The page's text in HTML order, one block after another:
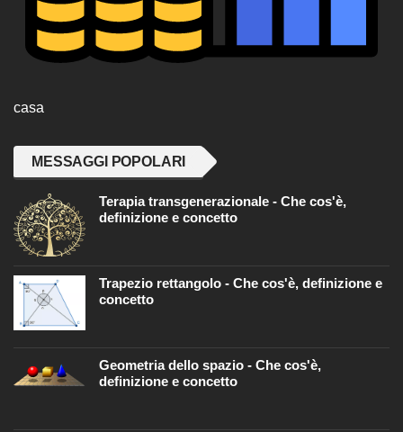
casa
MESSAGGI POPOLARI
Terapia transgenerazionale - Che cos'è,
definizione e concetto
Trapezio rettangolo - Che cos'è, definizione e
concetto
Geometria dello spazio - Che cos'è,
definizione e concetto